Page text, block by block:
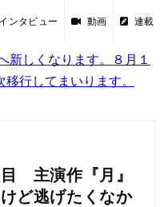
インタビュー 動画 連載
新しくなります。８月１
行してまいります。
主演作『月』
ど逃げたくなか